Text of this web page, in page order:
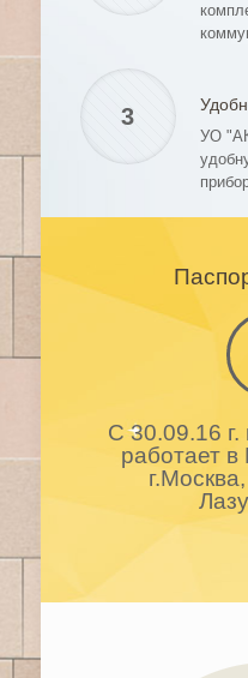
3
УО
С 30.09.16 г.
работает